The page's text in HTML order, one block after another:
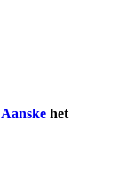
Aanske het